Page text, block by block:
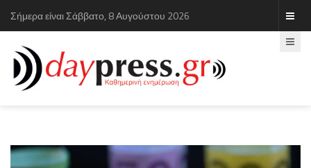
Σήμερα είναι Σάββατο, 8 Αυγούστου 2026